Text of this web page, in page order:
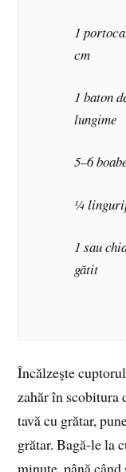
1
cm
1 baton
lungime
5–6
¼
1 sau
gătit
Încălzeşte
zahăr în
tavă cu grătar,
grătar. Bagă‑le la
minute, până